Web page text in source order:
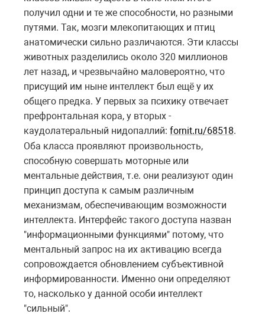
получил одни и те же способности, но разными
путями. Так, мозги млекопитающих и птиц
анатомически сильно различаются. Эти классы
животных разделились около 320 миллионов
лет назад, и чрезвычайно маловероятно, что
присущий им ныне интеллект был ещё у их
общего предка. У первых за психику отвечает
префронтальная кора, у вторых -
каудолатеральный нидопаллий: fornit.ru/68518.
Оба класса проявляют произвольность,
способную совершать моторные или
ментальные действия, т.е. они реализуют один
принцип доступа к самым различным
механизмам, обеспечивающим возможности
интеллекта. Интерфейс такого доступа назван
"информационными функциями" потому, что
ментальный запрос на их активацию всегда
сопровождается обновлением субъективной
информированности. Именно они определяют
то, насколько у данной особи интеллект
"сильный".